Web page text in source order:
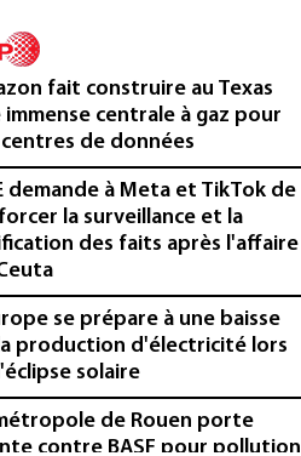
fait construire au Texas
immense centrale à gaz pour
centres de données
demande à Meta et TikTok de
la surveillance et la
des faits après l'affaire
se prépare à une baisse
production d'électricité lors
solaire
de Rouen porte
contre BASF pour pollution